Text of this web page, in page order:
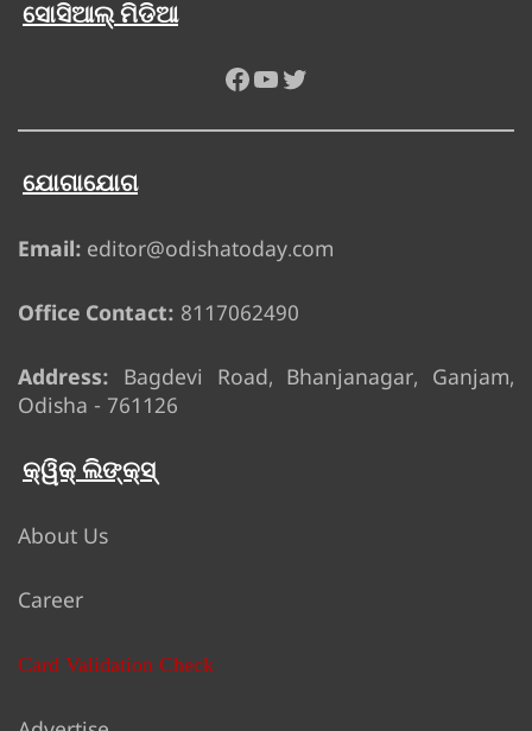
ସୋସିଆଲ୍ ମିଡିଆ
Facebook
YouTube
Twitter
ଯୋଗାଯୋଗ
Email: editor@odishatoday.com
Office Contact: 8117062490
Address: Bagdevi Road, Bhanjanagar, Ganjam,
Odisha - 761126
କ୍ୱିକ୍ ଲିଙ୍କ୍ସ୍
About Us
Career
Card Validation Check